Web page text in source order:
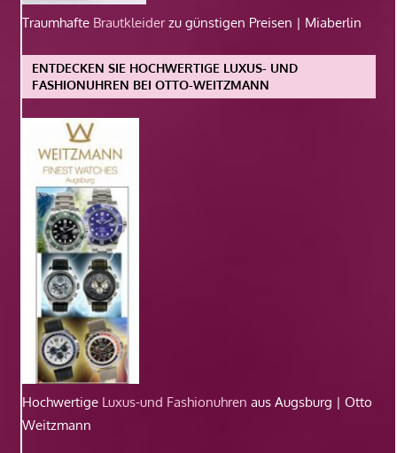
Traumhafte Brautkleiderzu günstigen Preisen | Miaberlin
ENTDECKEN SIE HOCHWERTIGE LUXUS- UND
FASHIONUHREN BEI OTTO-WEITZMANN
Hochwertige Luxus-und Fashionuhren aus Augsburg | Otto
Weitzmann